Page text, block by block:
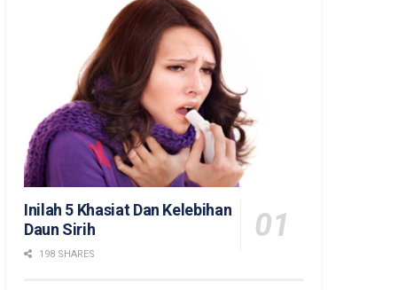
Inilah 5 Khasiat Dan Kelebihan
Daun Sirih
198 SHARES